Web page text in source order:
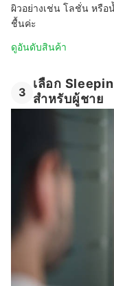
ผิวอย่างเช่น โลชั่น หรือ
ชื้นค่ะ
ดูอันดับสินค้า
3
เลือก
สำหรับผู้ชาย